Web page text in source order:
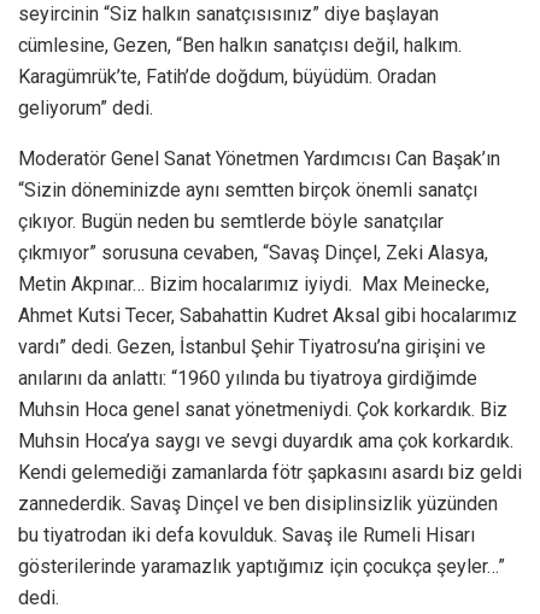
seyircinin “Siz halkın sanatçısısınız” diye başlayan
cümlesine, Gezen, “Ben halkın sanatçısı değil, halkım.
Karagümrük’te, Fatih’de doğdum, büyüdüm. Oradan
geliyorum” dedi.
Moderatör Genel Sanat Yönetmen Yardımcısı Can Başak’ın
“Sizin döneminizde aynı semtten birçok önemli sanatçı
çıkıyor. Bugün neden bu semtlerde böyle sanatçılar
çıkmıyor” sorusuna cevaben, “Savaş Dinçel, Zeki Alasya,
Metin Akpınar… Bizim hocalarımız iyiydi. Max Meinecke,
Ahmet Kutsi Tecer, Sabahattin Kudret Aksal gibi hocalarımız
vardı” dedi. Gezen, İstanbul Şehir Tiyatrosu’na girişini ve
anılarını da anlattı: “1960 yılında bu tiyatroya girdiğimde
Muhsin Hoca genel sanat yönetmeniydi. Çok korkardık. Biz
Muhsin Hoca’ya saygı ve sevgi duyardık ama çok korkardık.
Kendi gelemediği zamanlarda fötr şapkasını asardı biz geldi
zannederdik. Savaş Dinçel ve ben disiplinsizlik yüzünden
bu tiyatrodan iki defa kovulduk. Savaş ile Rumeli Hisarı
gösterilerinde yaramazlık yaptığımız için çocukça şeyler…”
dedi.